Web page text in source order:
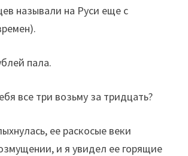
называли на Руси еще с
пала.
все три возьму за тридцать?
ее раскосые веки
и я увидел ее горящие